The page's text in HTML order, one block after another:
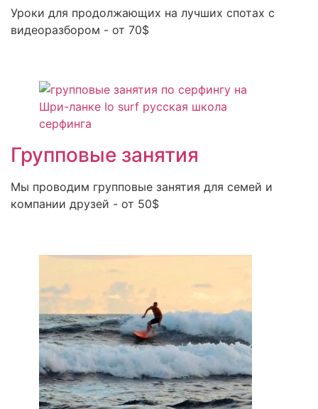
Уроки для продолжающих на лучших спотах с
видеоразбором - от 70$
Групповые занятия
Мы проводим групповые занятия для семей и
компании друзей - от 50$